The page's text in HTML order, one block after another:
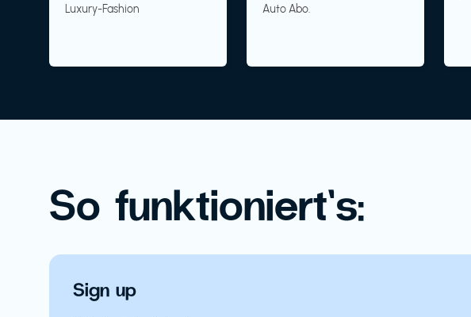
Luxury-Fashion
Auto Abo.
So funktioniert’s:
Sign up